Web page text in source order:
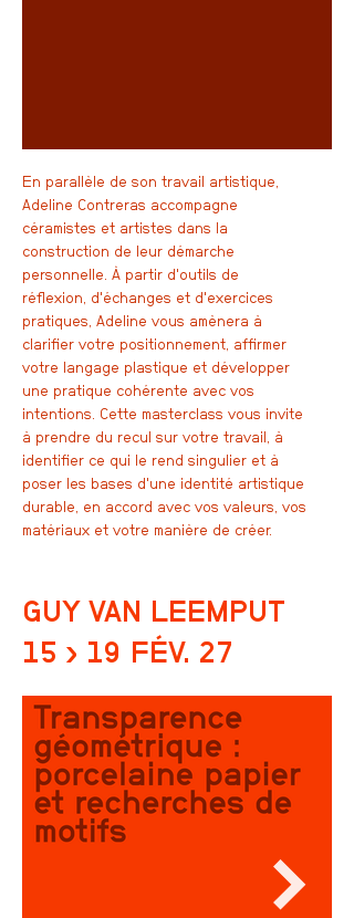
En parallèle de son travail artistique,
Adeline Contreras accompagne
céramistes et artistes dans la
construction de leur démarche
personnelle. À partir d'outils de
réflexion, d'échanges et d'exercices
pratiques, Adeline vous amènera à
clarifier votre positionnement, affirmer
votre langage plastique et développer
une pratique cohérente avec vos
intentions. Cette masterclass vous invite
à prendre du recul sur votre travail, à
identifier ce qui le rend singulier et à
poser les bases d'une identité artistique
durable, en accord avec vos valeurs, vos
matériaux et votre manière de créer.
GUY VAN LEEMPUT
15 › 19 FÉV. 27